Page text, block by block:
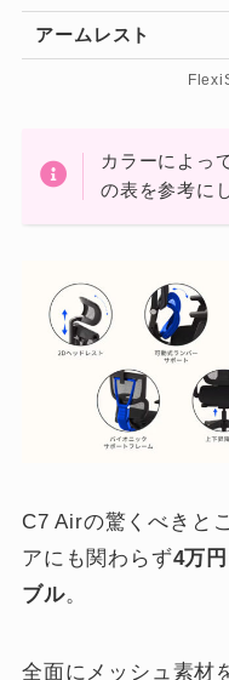
アームレスト
カラーによっ
の表を参考に
C7 Airの驚くべきと
アにも関わらず4万
ブル。
全面にメッシュ素材